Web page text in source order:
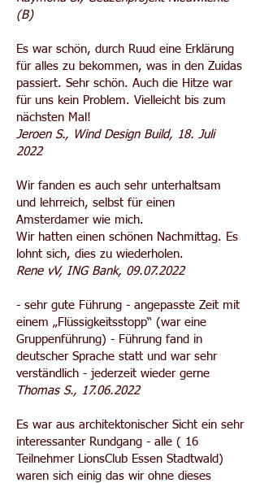
(B)
Es war schön, durch Ruud eine Erklärung
für alles zu bekommen, was in den Zuidas
passiert. Sehr schön. Auch die Hitze war
für uns kein Problem. Vielleicht bis zum
nächsten Mal!
Jeroen S., Wind Design Build, 18. Juli
2022
Wir fanden es auch sehr unterhaltsam
und lehrreich, selbst für einen
Amsterdamer wie mich.
Wir hatten einen schönen Nachmittag. Es
lohnt sich, dies zu wiederholen.
Rene vV, ING Bank, 09.07.2022
- sehr gute Führung - angepasste Zeit mit
einem „Flüssigkeitsstopp“ (war eine
Gruppenführung) - Führung fand in
deutscher Sprache statt und war sehr
verständlich - jederzeit wieder gerne
Thomas S., 17.06.2022
Es war aus architektonischer Sicht ein sehr
interessanter Rundgang - alle ( 16
Teilnehmer LionsClub Essen Stadtwald)
waren sich einig das wir ohne dieses